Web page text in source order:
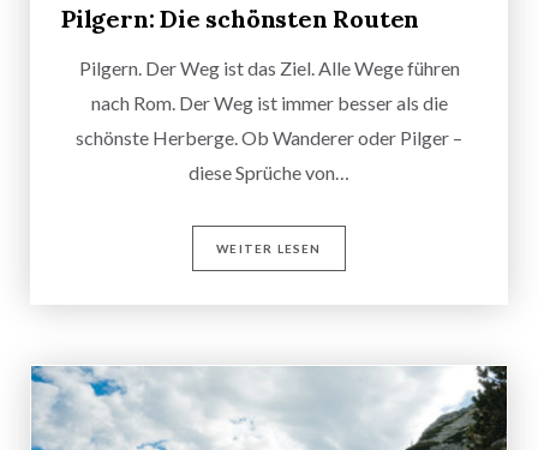
Pilgern: Die schönsten Routen
Pilgern. Der Weg ist das Ziel. Alle Wege führen
nach Rom. Der Weg ist immer besser als die
schönste Herberge. Ob Wanderer oder Pilger –
diese Sprüche von…
WEITER LESEN